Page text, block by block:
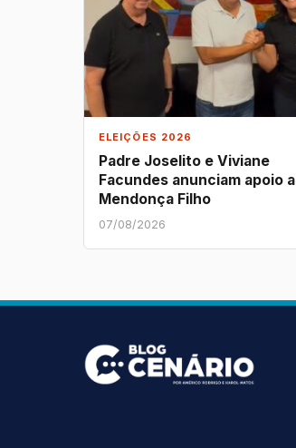
ELEIÇÕES 2026
Padre Joselito e Viviane
Facundes anunciam apoio a
Mendonça Filho
07/08/2026